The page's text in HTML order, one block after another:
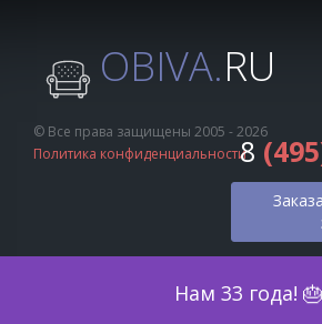
Нам 33 года! 🎂
OBIVA.RU
© Все права защищены 2005 - 2026
Политика конфиденциальности8